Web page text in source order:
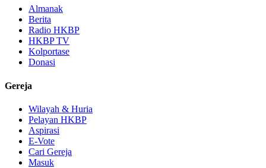
Almanak
Berita
Radio HKBP
HKBP TV
Kolportase
Donasi
Gereja
Wilayah & Huria
Pelayan HKBP
Aspirasi
E-Vote
Cari Gereja
Masuk